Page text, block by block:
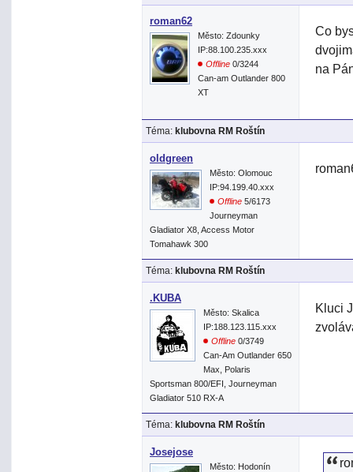
roman62
Město: Zdounky
IP:88.100.235.xxx
Offline 0/3244
Can-am Outlander 800
XT
Co
na
Téma: klubovna RM Roštín
oldgreen
Město: Olomouc
IP:94.199.40.xxx
Offline 5/6173
Journeyman
Gladiator X8, Access Motor
Tomahawk 300
Téma: klubovna RM Roštín
.KUBA
Město: Skalica
IP:188.123.115.xxx
Offline 0/3749
Can-Am Outlander 650
Max, Polaris
Sportsman 800/EFI, Journeyman
Gladiator 510 RX-A
Kluci
Téma: klubovna RM Roštín
Josejose
Město: Hodonín